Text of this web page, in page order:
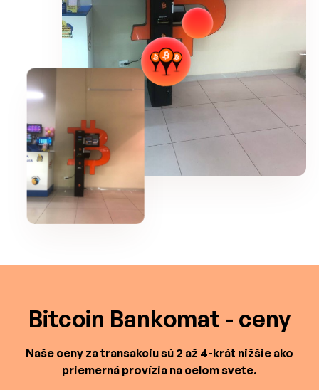
Bitcoin Bankomat - ceny
Naše ceny za transakciu sú 2 až 4-krát nižšie ako
priemerná provízia na celom svete.